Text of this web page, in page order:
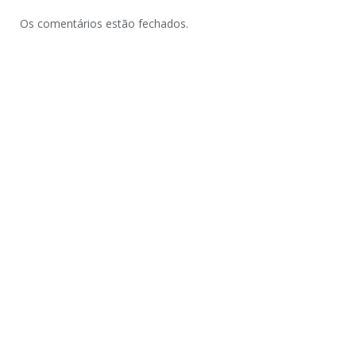
Os comentários estão fechados.